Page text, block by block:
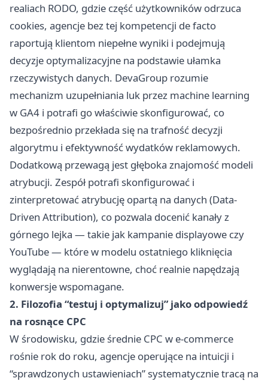
realiach RODO, gdzie część użytkowników odrzuca
cookies, agencje bez tej kompetencji de facto
raportują klientom niepełne wyniki i podejmują
decyzje optymalizacyjne na podstawie ułamka
rzeczywistych danych. DevaGroup rozumie
mechanizm uzupełniania luk przez machine learning
w GA4 i potrafi go właściwie skonfigurować, co
bezpośrednio przekłada się na trafność decyzji
algorytmu i efektywność wydatków reklamowych.
Dodatkową przewagą jest głęboka znajomość modeli
atrybucji. Zespół potrafi skonfigurować i
zinterpretować atrybucję opartą na danych (Data-
Driven Attribution), co pozwala docenić kanały z
górnego lejka — takie jak kampanie displayowe czy
YouTube — które w modelu ostatniego kliknięcia
wyglądają na nierentowne, choć realnie napędzają
konwersje wspomagane.
2. Filozofia “testuj i optymalizuj” jako odpowiedź
na rosnące CPC
W środowisku, gdzie średnie CPC w e-commerce
rośnie rok do roku, agencje operujące na intuicji i
“sprawdzonych ustawieniach” systematycznie tracą na